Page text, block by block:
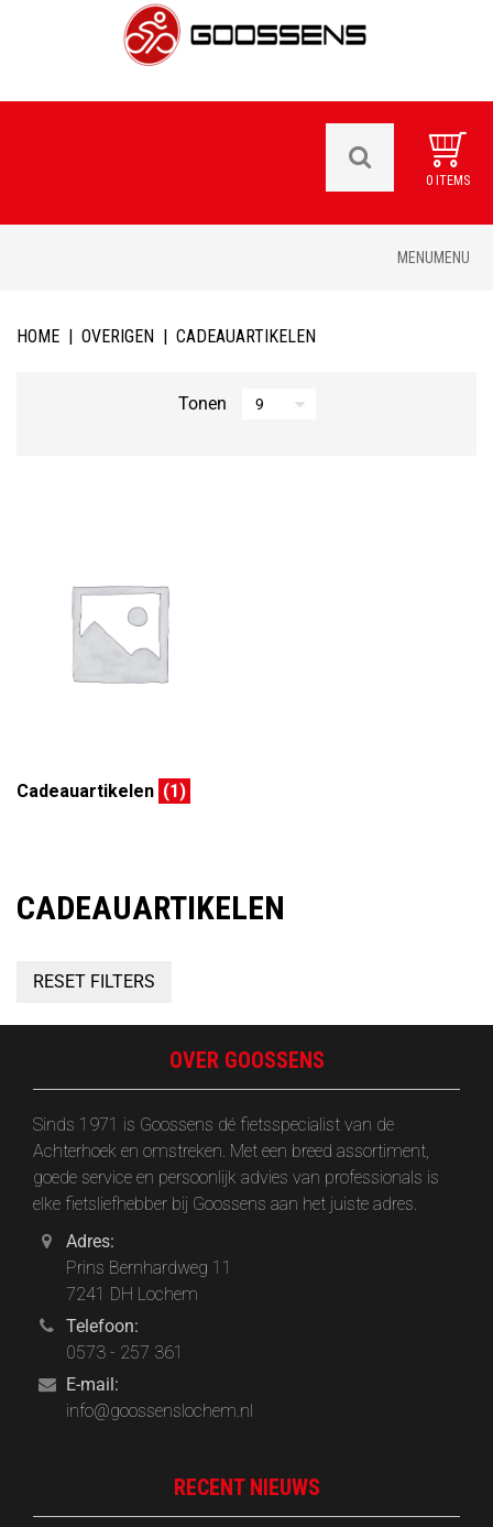
0 ITEMS
MENUMENU
HOME | OVERIGEN | CADEAUARTIKELEN
Tonen
Cadeauartikelen (1)
CADEAUARTIKELEN
RESET FILTERS
OVER GOOSSENS
Sinds 1971 is Goossens dé fietsspecialist van de
Achterhoek en omstreken. Met een breed assortiment,
goede service en persoonlijk advies van professionals is
elke fietsliefhebber bij Goossens aan het juiste adres.
Adres:
Prins Bernhardweg 11
7241 DH Lochem
Telefoon:
0573 - 257 361
E-mail:
info@goossenslochem.nl
RECENT NIEUWS